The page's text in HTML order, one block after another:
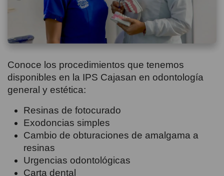
Conoce los procedimientos que tenemos
disponibles en la IPS Cajasan en odontología
general y estética:
Resinas de fotocurado
Exodoncias simples
Cambio de obturaciones de amalgama a
resinas
Urgencias odontológicas
Carta dental